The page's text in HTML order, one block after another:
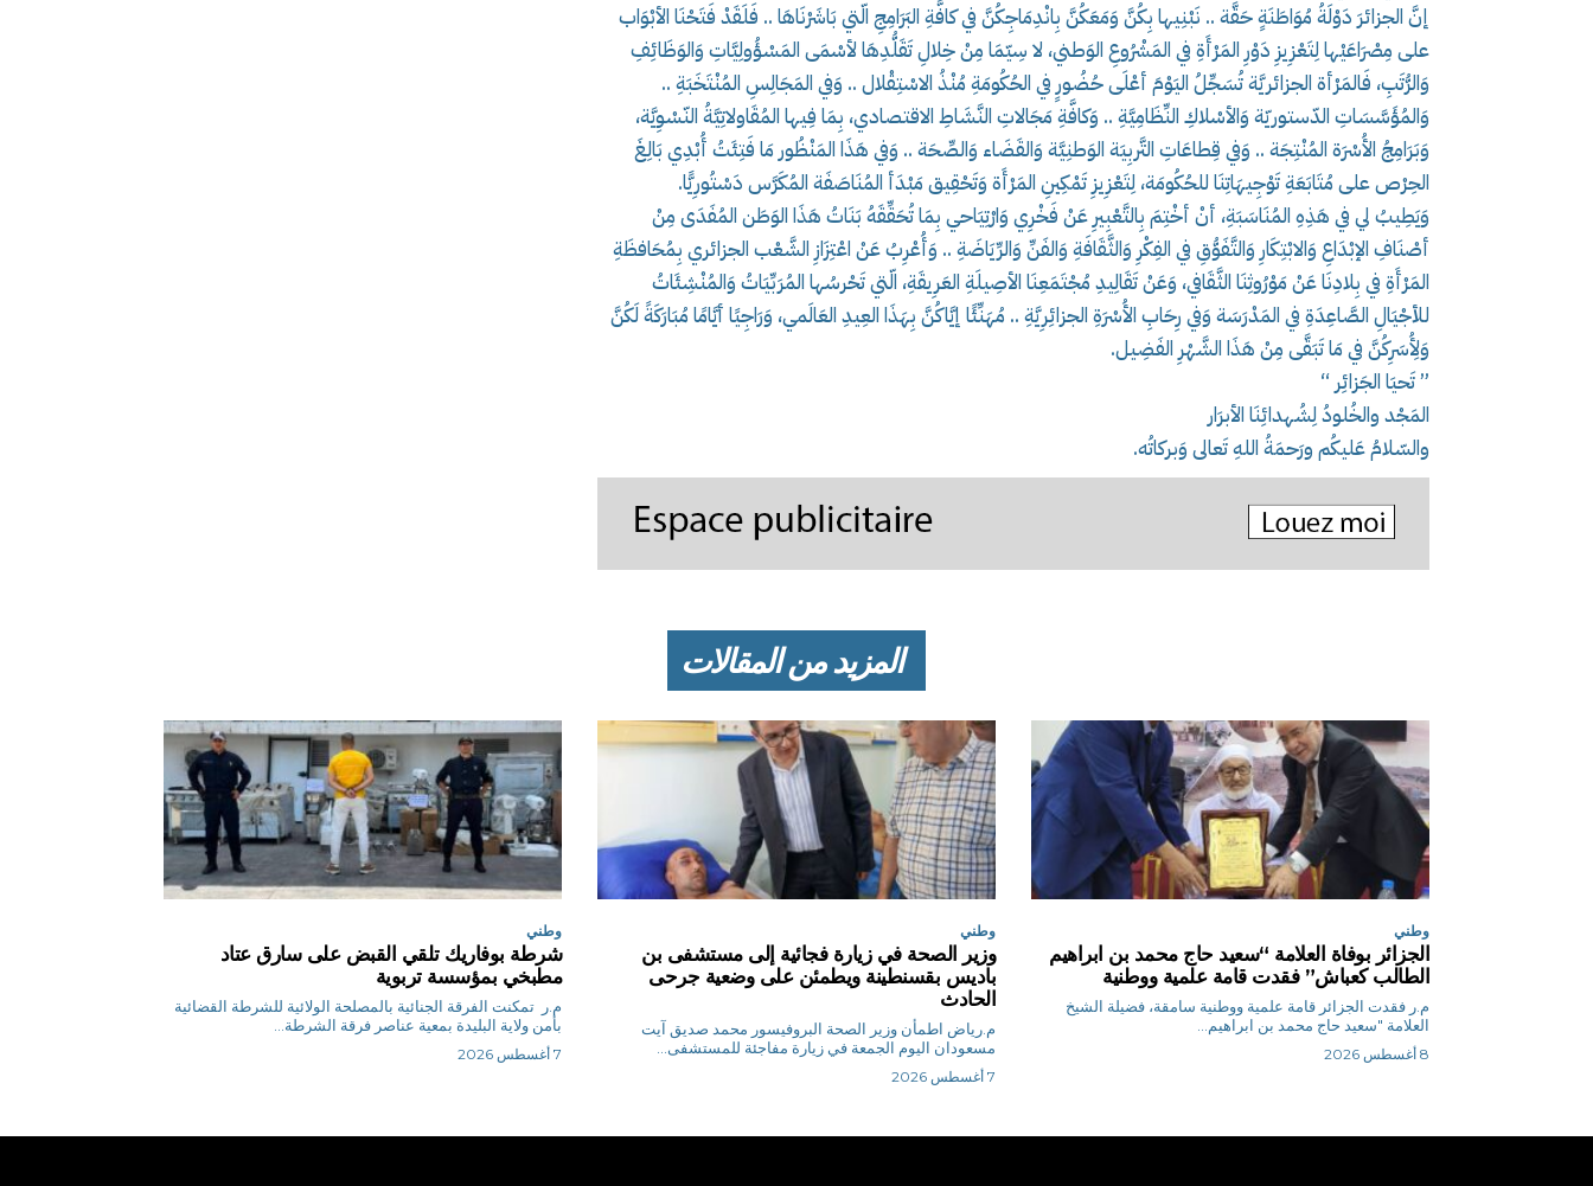
إنَّ الجزائرَ دَوْلَةُ مُوَاطَنَةٍ حَقَّة .. نَبْنِيها بِكُنَّ وَمَعَكُنَّ بِانْدِمَاجِكُنَّ في كافَّةِ البَرَامِجِ الّتي بَاشَرْنَاهَا .. فَلَقَدْ فَتَحْنَا الأبْوَاب
على مِصْرَاعَيْها لِتَعْزِيزِ دَوْرِ المَرْأَةِ في المَشْرُوعِ الوَطني، لا سِيّمَا مِنْ خِلالِ تَقَلُّدِهَا لأسْمَى المَسْؤُولِيَّاتِ وَالوَظَائِفِ
وَالرُّتَبِ، فَالمَرْأة الجزائريَّة تُسَجِّلُ اليَوْمَ أعْلَى حُضُورٍ في الحُكُومَةِ مُنْذُ الاسْتِقْلال .. وَفي المَجَالِسِ المُنْتَخَبَةِ ..
وَالمُؤَسَّسَاتِ الدّستوريّة وَالأسْلاكِ النِّظَامِيَّةِ .. وَكافَّةِ مَجَالاتِ النَّشَاطِ الاقتصادي، بِمَا فِيها المُقَاولاتِيَّةُ النّسْوِيَّة،
وَبَرَامِجُ الأُسْرَة المُنْتِجَة .. وَفي قِطاعَاتِ التَّربِيَة الوَطنِيَّة وَالقَضَاء وَالصِّحَة .. وَفي هَذَا المَنْظُور مَا فَتِئَتُ أُبْدِي بَالِغَ
الحِرْص على مُتَابَعَةِ تَوْجِيهَاتِنَا للحُكُومَة، لِتَعْزِيزِ تَمْكِينِ المَرْأَة وَتَحْقِيق مَبْدَأ المُنَاصَفَة المُكَرَّس دَسْتُورِيًّا.
وَيَطِيبُ لي في هَذِهِ المُنَاسَبَةِ، أنْ أخْتِمَ بِالتَّعْبِيرِ عَنْ فَخْرِي وَارْتِيَاحي بِمَا تُحَقِّقَهُ بَنَاتُ هَذَا الوَطَن المُفَدَى مِنْ
أصْنَافِ الإبْدَاعِ وَالابْتِكَارِ وَالتَّفَوُّقِ في الفِكْرِ وَالثَّقَافَةِ وَالفَنِّ وَالرِّيَاضَةِ .. وَأُعْرِبُ عَنْ اعْتِزَازِ الشَّعْب الجزائري بِمُحَافظَةِ
المَرْأَةِ في بِلادِنَا عَنْ مَوْرُوثِنَا الثَّقَافي، وَعَنْ تَقَالِيدِ مُجْتَمَعِنَا الأصِيلَةِ العَرِيقَةِ، الّتي تَحْرسُها المُرَبِّيَاتُ وَالمُنْشِئَاتُ
للأجْيَالِ الصَّاعِدَةِ في المَدْرَسَة وَفي رِحَابِ الأُسْرَةِ الجزائِرِيَّةِ .. مُهَنِّئًا إيَّاكُنَّ بِهَذَا العِيدِ العَالَمي، وَرَاجِيًا أيَّامًا مُبَارَكَةً لَكُنَّ
وَلِأُسَرِكُنَّ في مَا تَبَقَّى مِنْ هَذَا الشَّهْرِ الفَضِيل.
” تَحيَا الجَزائِر “
المَجْد والخُلودُ لِشُهدائِنَا الأبرَار
والسّلامُ عَليكُم ورَحمَةُ اللهِ تَعالى وَبركاتُه.
المزيد من المقالات
وطني
الجزائر بوفاة العلامة “سعيد حاج محمد بن ابراهيم
الطالب كعباش” فقدت قامة علمية ووطنية
م.ر فقدت الجزائر قامة علمية ووطنية سامقة، فضيلة الشيخ
العلامة "سعيد حاج محمد بن ابراهيم...
8 أغسطس 2026
وطني
وزير الصحة في زيارة فجائية إلى مستشفى بن
باديس بقسنطينة ويطمئن على وضعية جرحى
الحادث
م.رياض اطمأن وزير الصحة البروفيسور محمد صديق آيت
مسعودان اليوم الجمعة في زيارة مفاجئة للمستشفى...
7 أغسطس 2026
وطني
شرطة بوفاريك تلقي القبض على سارق عتاد
مطبخي بمؤسسة تربوية
م.ر تمكنت الفرقة الجنائية بالمصلحة الولائية للشرطة القضائية
بأمن ولاية البليدة بمعية عناصر فرقة الشرطة...
7 أغسطس 2026